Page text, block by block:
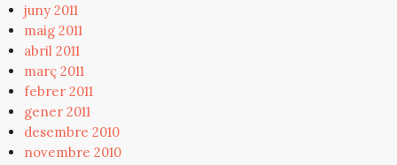
juny 2011
maig 2011
abril 2011
març 2011
febrer 2011
gener 2011
desembre 2010
novembre 2010